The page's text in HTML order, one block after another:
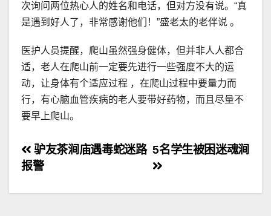
次询问两位热心人的姓名和电话，但对方没有说。“真
是遇到好人了，非常感谢他们！”盛老太的老伴说 。
医护人员提醒，爬山虽然强身健体，但并非人人都合
适，老人在爬山前一定要先进行一些强度不大的运
动，让身体有个适应过程 ，在爬山过程中要量力而
行，有心脑血管疾病的老人要带好药物，而且尽量不
要早上爬山。
文
章
5名学生被困迷魂涧
驴友茶涧庙遇毒蛇迷路
报警